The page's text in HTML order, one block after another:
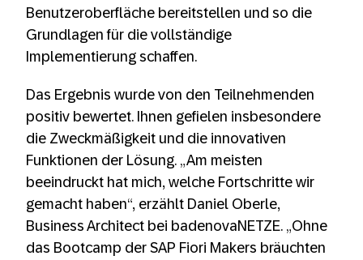
Benutzeroberfläche bereitstellen und so die
Grundlagen für die vollständige
Implementierung schaffen.
Das Ergebnis wurde von den Teilnehmenden
positiv bewertet. Ihnen gefielen insbesondere
die Zweckmäßigkeit und die innovativen
Funktionen der Lösung. „Am meisten
beeindruckt hat mich, welche Fortschritte wir
gemacht haben“, erzählt Daniel Oberle,
Business Architect bei badenovaNETZE. „Ohne
das Bootcamp der SAP Fiori Makers bräuchten